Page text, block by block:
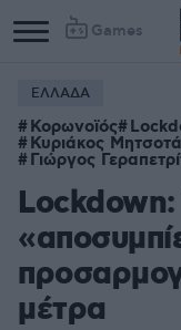
Games
ΕΛΛΑΔΑ
Κορωνοϊός
Κυριάκος
Γιώργος
Lockdown:
μέτρα